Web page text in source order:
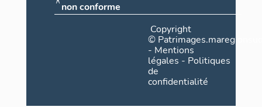
non conforme
Copyright
©
- Mentions
légales - Politiques
de
confidentialité